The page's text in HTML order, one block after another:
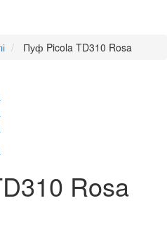
Пуф Picola TD310 Rosa
Rosa